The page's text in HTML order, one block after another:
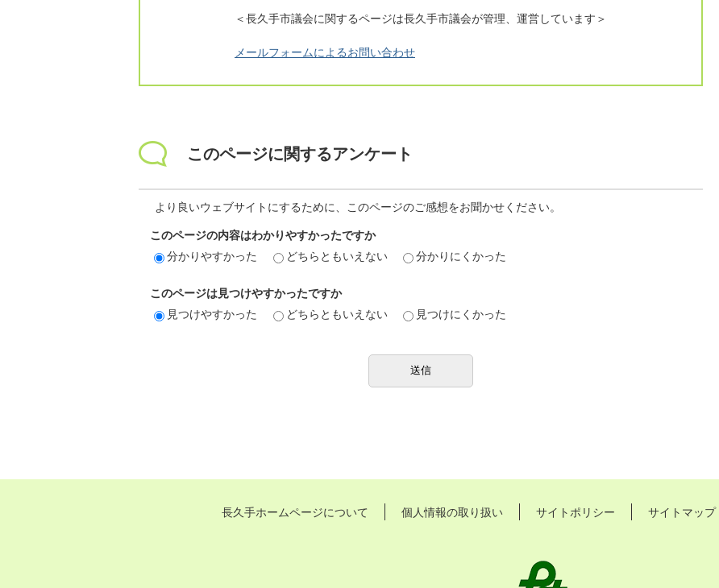
＜長久手市議会に関するページは長久手市議会が管理、運営しています＞
メールフォームによるお問い合わせ
このページに関するアンケート
より良いウェブサイトにするために、このページのご感想をお聞かせください。
このページの内容はわかりやすかったですか
分かりやすかった
どちらともいえない 分かりにくかった
このページは見つけやすかったですか
見つけやすかった
どちらともいえない 見つけにくかった
長久手ホームページについて 個人情報の取り扱い サイトポリシー サイトマップ